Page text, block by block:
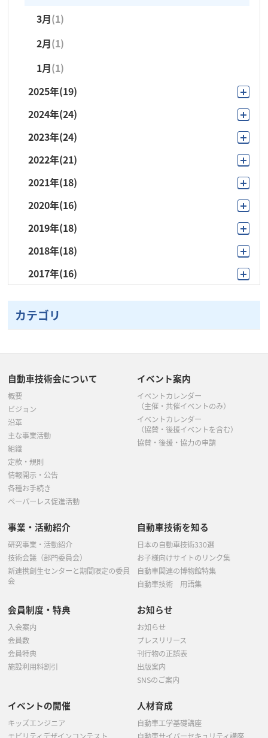
3月(1)
2月(1)
1月(1)
2025年(19)
11月(3)
10月(2)
7月(2)
6月(3)
5月 (3)
(2)
2024年(24)
12月(1)
11月(1)
10月(1)
9月(3)
8月 (1)
(3)
6月(3)
5月(5)
4月(2)
2月(2)
2023年(24)
11月(2)
10月(3)
9月(1)
8月(1)
7月 (2)
6月(5)
5月(3)
4月(2)
3月(3)
2月(2)
2022年(21)
10月(3)
9月(1)
8月(1)
7月(2)
6月(4)
5月
4月(2)
3月(3)
2月(1)
2021年(18)
11月(1)
10月(3)
9月(3)
8月(1)
7月(2)
6月(2)
5月(4)
4月(1)
2020年(16)
12月(1)
10月(2)
9月(2)
6月(1)
5月(1)
4月(7)
3月(2)
2019年(18)
11月(1)
10月(2)
9月(1)
8月(1)
7月(4)
5月(4)
2018年(18)
11月(1)
10月(1)
9月 (1)
6月(1)
2月(1)
2017年(16)
10月(1)
9月(1)
7月 (2)
3月(4)
2月
カテゴリ
自動車技術会について
概要
ビジョン
沿革
主な事業活動
組織
定款・規則
情報開示・公告
各種お手続き
ペーパーレス促進活動
イベント案内
イベントカレンダー
（主催・共催イベントのみ）
イベントカレンダー
（協賛・後援イベントを含む）
協賛・後援・協力の申請
事業・活動紹介
研究事業・活動紹介
技術会議（部門委員会）
新連携創生センターと期間限定の委員
会
自動車技術を知る
日本の自動車技術330選
お子様向けサイトのリンク集
自動車関連の博物館特集
自動車技術 用語集
会員制度・特典
入会案内
会員数
会員特典
施設利用料割引
お知らせ
お知らせ
プレスリリース
刊行物の正誤表
出版案内
SNSのご案内
イベントの開催
キッズエンジニア
人材育成
自動車工学基礎講座